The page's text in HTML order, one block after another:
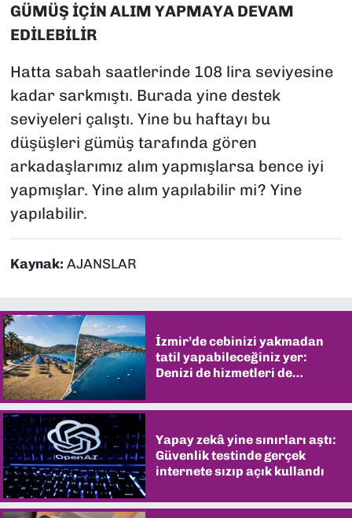
GÜMÜŞ İÇİN ALIM YAPMAYA DEVAM
EDİLEBİLİR
Hatta sabah saatlerinde 108 lira seviyesine
kadar sarkmıştı. Burada yine destek
seviyeleri çalıştı. Yine bu haftayı bu
düşüşleri gümüş tarafında gören
arkadaşlarımız alım yapmışlarsa bence iyi
yapmışlar. Yine alım yapılabilir mi? Yine
yapılabilir.
Kaynak: AJANSLAR
İzmir’de cebinizi yakmadan
tatil yapabileceğiniz yer:
Denizi de hizmetleri de
Yapay zekâ yine sınırları aştı:
Güvenlik testinde gerçek
internete sızıp açık kullandı